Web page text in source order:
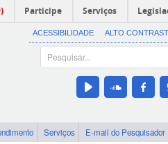
Participe Serviços
ACESSIBILIDADE ALTO
Serviços E-mail do Pesquisador